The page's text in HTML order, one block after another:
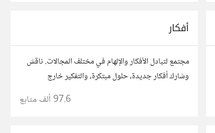
أفكار
مجتمع لتبادل الأفكار والإلهام في مختلف المجالات. ناقش
وشارك أفكار جديدة، حلول مبتكرة، والتفكير خارج
الصندوق. شارك بمقترحاتك وأسئلتك، وتواصل مع مفكرين
97.6 ألف متابع